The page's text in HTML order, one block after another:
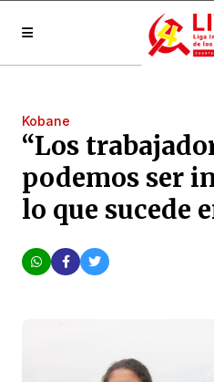
Kobane
“Los
podemos ser
lo que sucede